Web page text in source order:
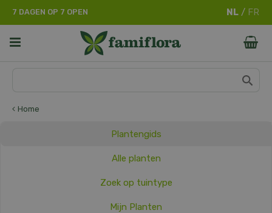
Home
7 DAGEN OP 7 OPEN
Plantengids
Alle planten
Zoek op tuintype
Mijn Planten